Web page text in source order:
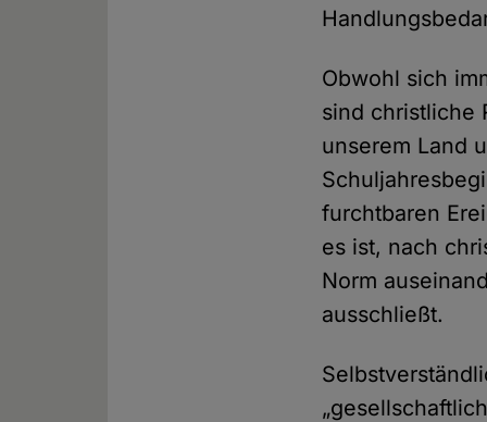
Obwohl sich
sind christliche
unserem Land
furchtbaren
es ist, nach
Norm
ausschließt.